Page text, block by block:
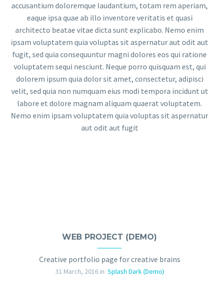
accusantium doloremque laudantium, totam rem aperiam,
eaque ipsa quae ab illo inventore veritatis et quasi
architecto beatae vitae dicta sunt explicabo. Nemo enim
ipsam voluptatem quia voluptas sit aspernatur aut odit aut
fugit, sed quia consequuntur magni dolores eos qui ratione
voluptatem sequi nesciunt. Neque porro quisquam est, qui
dolorem ipsum quia dolor sit amet, consectetur, adipisci
velit, sed quia non numquam eius modi tempora incidunt ut
labore et dolore magnam aliquam quaerat voluptatem.
Nemo enim ipsam voluptatem quia voluptas sit aspernatur
aut odit aut fugit
WEB PROJECT (DEMO)
Creative portfolio page for creative brains
31 March, 2016 in Splash Dark (Demo)